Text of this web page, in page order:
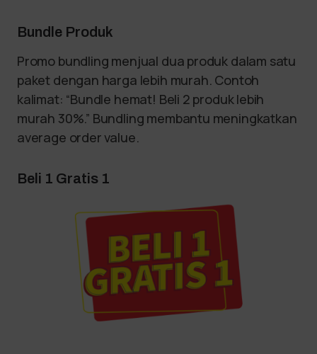
Bundle Produk
Promo bundling menjual dua produk dalam satu
paket dengan harga lebih murah. Contoh
kalimat: “Bundle hemat! Beli 2 produk lebih
murah 30%.” Bundling membantu meningkatkan
average order value.
Beli 1 Gratis 1